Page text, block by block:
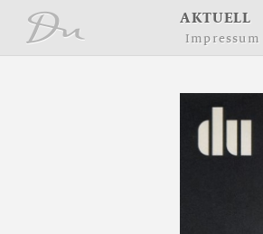
AKTUELL
I m p ressu m